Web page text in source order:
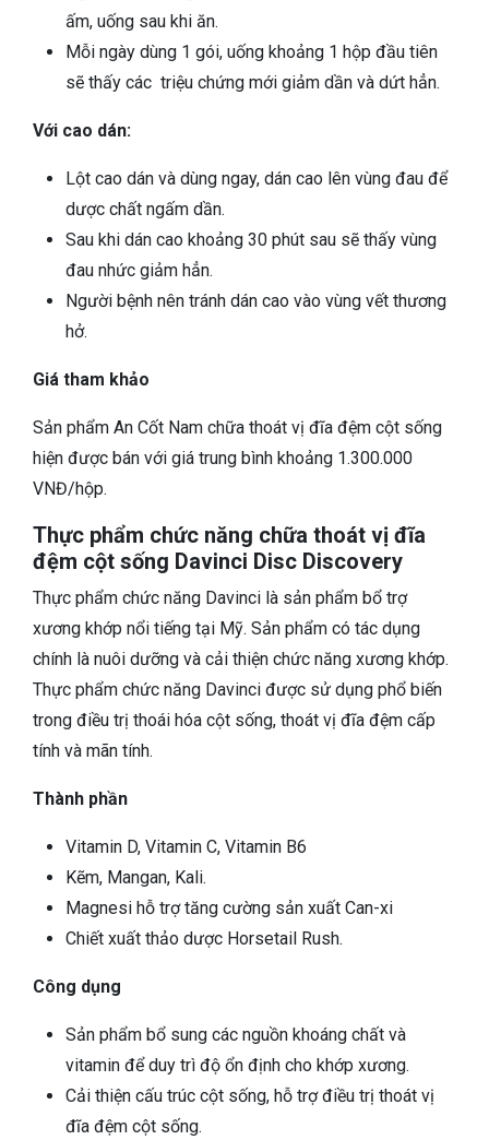
ấm, uống sau khi ăn.
Mỗi ngày dùng 1 gói, uống khoảng 1 hộp đầu tiên
sẽ thấy các triệu chứng mới giảm dần và dứt hẳn.
Với cao dán:
Lột cao dán và dùng ngay, dán cao lên vùng đau để
dược chất ngấm dần.
Sau khi dán cao khoảng 30 phút sau sẽ thấy vùng
đau nhức giảm hẳn.
Người bệnh nên tránh dán cao vào vùng vết thương
hở.
Giá tham khảo
Sản phẩm An Cốt Nam chữa thoát vị đĩa đệm cột sống
hiện được bán với giá trung bình khoảng 1.300.000
VNĐ/hộp.
Thực phẩm chức năng chữa thoát vị đĩa
đệm cột sống Davinci Disc Discovery
Thực phẩm chức năng Davinci là sản phẩm bổ trợ
xương khớp nổi tiếng tại Mỹ. Sản phẩm có tác dụng
chính là nuôi dưỡng và cải thiện chức năng xương khớp.
Thực phẩm chức năng Davinci được sử dụng phổ biến
trong điều trị thoái hóa cột sống, thoát vị đĩa đệm cấp
tính và mãn tính.
Thành phần
Vitamin D, Vitamin C, Vitamin B6
Kẽm, Mangan, Kali.
Magnesi hỗ trợ tăng cường sản xuất Can-xi
Chiết xuất thảo dược Horsetail Rush.
Công dụng
Sản phẩm bổ sung các nguồn khoáng chất và
vitamin để duy trì độ ổn định cho khớp xương.
Cải thiện cấu trúc cột sống, hỗ trợ điều trị thoát vị
đĩa đệm cột sống.